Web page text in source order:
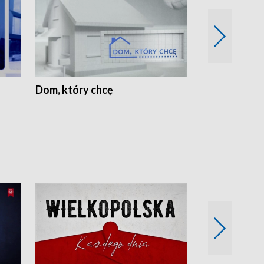
Dom, który chcę